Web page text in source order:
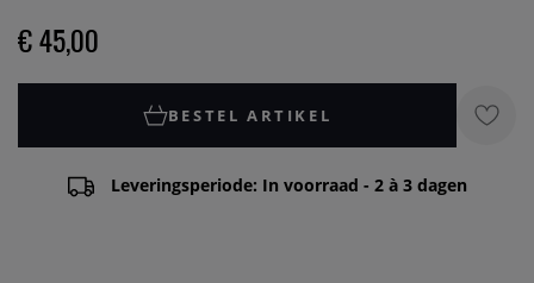
€ 45,00
BESTEL ARTIKEL
Leveringsperiode: In voorraad - 2 à 3 dagen